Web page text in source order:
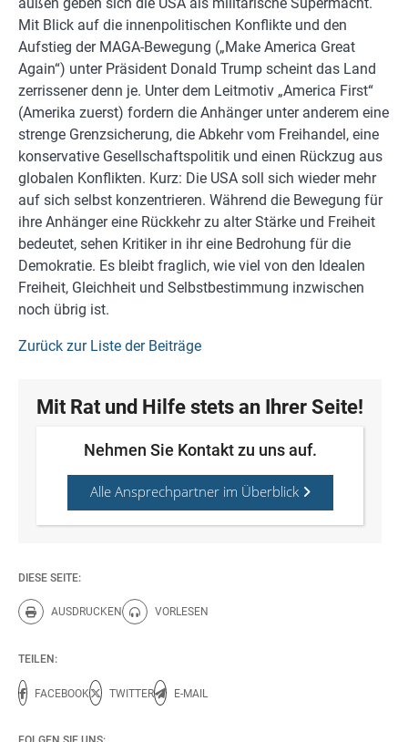
Mit Blick auf die innenpolitischen Konflikte und den
Aufstieg der MAGA-Bewegung („Make America Great
Again“) unter Präsident Donald Trump scheint das Land
zerrissener denn je. Unter dem Leitmotiv „America First“
(Amerika zuerst) fordern die Anhänger unter anderem eine
strenge Grenzsicherung, die Abkehr vom Freihandel, eine
konservative Gesellschaftspolitik und einen Rückzug aus
globalen Konflikten. Kurz: Die USA soll sich wieder mehr
auf sich selbst konzentrieren. Während die Bewegung für
ihre Anhänger eine Rückkehr zu alter Stärke und Freiheit
bedeutet, sehen Kritiker in ihr eine Bedrohung für die
Demokratie. Es bleibt fraglich, wie viel von den Idealen
Freiheit, Gleichheit und Selbstbestimmung inzwischen
noch übrig ist.
Zurück zur Liste der Beiträge
Mit Rat und Hilfe stets an Ihrer Seite!
Nehmen Sie Kontakt zu uns auf.
Alle Ansprechpartner im Überblick
DIESE SEITE:
AUSDRUCKEN
Diese Seite drucken.
VORLESEN
Diese Seite vorlesen.
TEILEN:
FACEBOOK TWITTER E-MAIL